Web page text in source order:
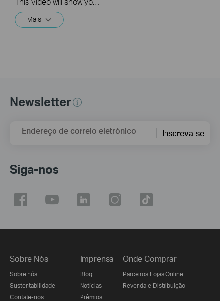
Mais
Newsletter
Endereço de correio eletrónico Inscreva-se
Siga-nos
Sobre Nós
Sobre nós
Sustentabilidade
Contate-nos
Imprensa
Blog
Notícias
Prêmios
Onde Comprar
Parceiros Lojas Online
Revenda e Distribuição